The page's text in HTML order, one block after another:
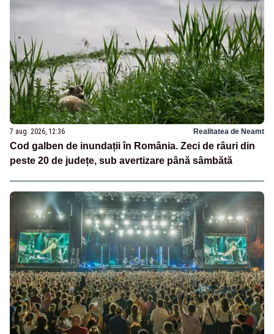
7 aug. 2026, 12:36 Realitatea de Neamt
Cod galben de inundații în România. Zeci de râuri din
peste 20 de județe, sub avertizare până sâmbătă